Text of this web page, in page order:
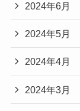
2024年6月
2024年5月
2024年4月
2024年3月